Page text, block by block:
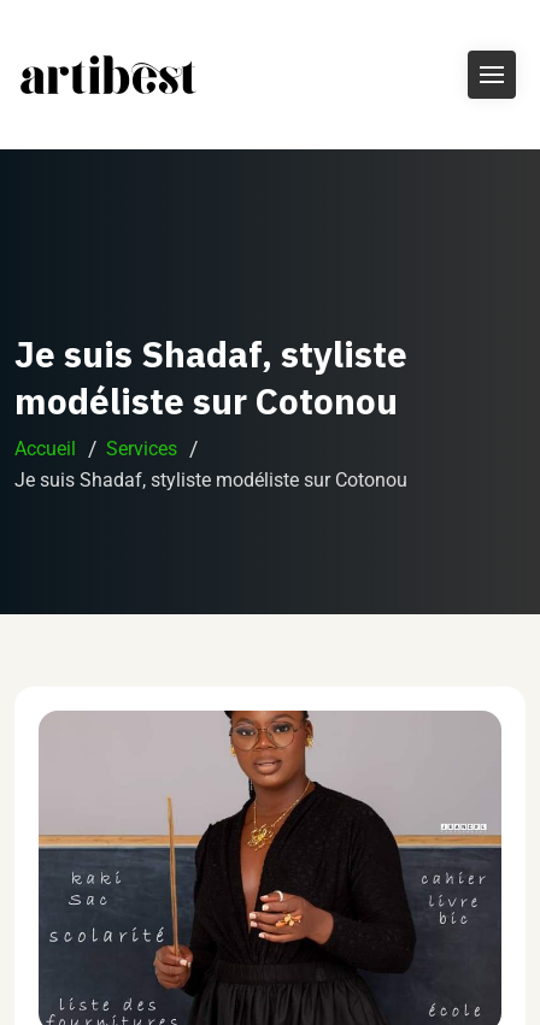
Je suis Shadaf, styliste
modéliste sur Cotonou
Accueil
Services
Je suis Shadaf, styliste modéliste sur Cotonou